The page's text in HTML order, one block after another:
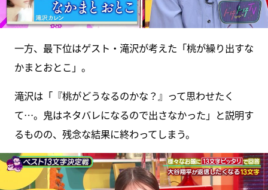
一方、最下位はゲスト・滝沢が考えた「桃が繰り出すな
かまとおとこ」。
滝沢は「『桃がどうなるのかな？』って思わせたく
て…。鬼はネタバレになるので出さなかった」と説明す
るものの、残念な結果に終わってしまう。